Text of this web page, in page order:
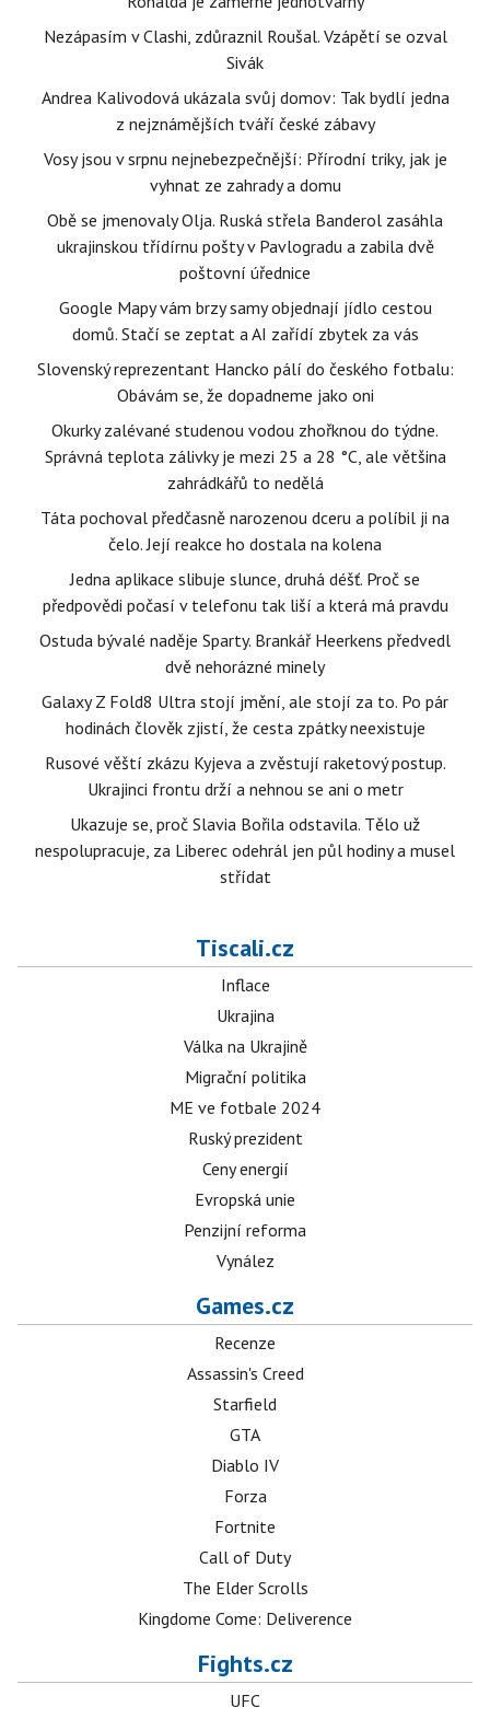
Nezápasím v Clashi, zdůraznil Roušal. Vzápětí se ozval
Sivák
Andrea Kalivodová ukázala svůj domov: Tak bydlí jedna
z nejznámějších tváří české zábavy
Vosy jsou v srpnu nejnebezpečnější: Přírodní triky, jak je
vyhnat ze zahrady a domu
Obě se jmenovaly Olja. Ruská střela Banderol zasáhla
ukrajinskou třídírnu pošty v Pavlogradu a zabila dvě
poštovní úřednice
Google Mapy vám brzy samy objednají jídlo cestou
domů. Stačí se zeptat a AI zařídí zbytek za vás
Slovenský reprezentant Hancko pálí do českého fotbalu:
Obávám se, že dopadneme jako oni
Okurky zalévané studenou vodou zhořknou do týdne.
Správná teplota zálivky je mezi 25 a 28 °C, ale většina
zahrádkářů to nedělá
Táta pochoval předčasně narozenou dceru a políbil ji na
čelo. Její reakce ho dostala na kolena
Jedna aplikace slibuje slunce, druhá déšť. Proč se
předpovědi počasí v telefonu tak liší a která má pravdu
Ostuda bývalé naděje Sparty. Brankář Heerkens předvedl
dvě nehorázné minely
Galaxy Z Fold8 Ultra stojí jmění, ale stojí za to. Po pár
hodinách člověk zjistí, že cesta zpátky neexistuje
Rusové věští zkázu Kyjeva a zvěstují raketový postup.
Ukrajinci frontu drží a nehnou se ani o metr
Ukazuje se, proč Slavia Bořila odstavila. Tělo už
nespolupracuje, za Liberec odehrál jen půl hodiny a musel
střídat
Tiscali.cz
Inflace
Ukrajina
Válka na Ukrajině
Migrační politika
ME ve fotbale 2024
Ruský prezident
Ceny energií
Evropská unie
Penzijní reforma
Vynález
Games.cz
Recenze
Assassin's Creed
Starfield
GTA
Diablo IV
Forza
Fortnite
Call of Duty
The Elder Scrolls
Kingdome Come: Deliverence
Fights.cz
UFC